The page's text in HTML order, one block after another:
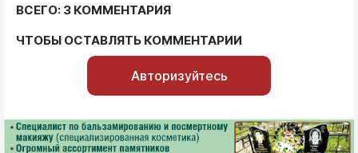
ВСЕГО: 3 КОММЕНТАРИЯ
ЧТОБЫ ОСТАВЛЯТЬ КОММЕНТАРИИ
Авторизуйтесь